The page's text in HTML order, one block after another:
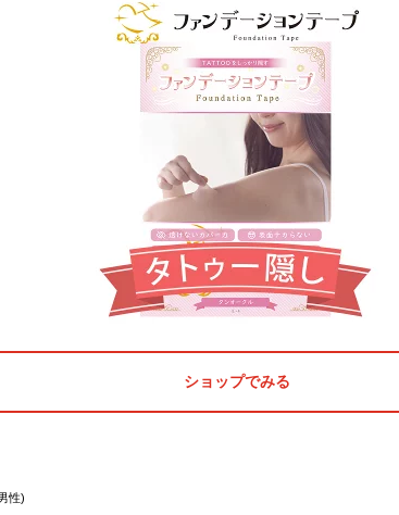
ショップでみる
性)